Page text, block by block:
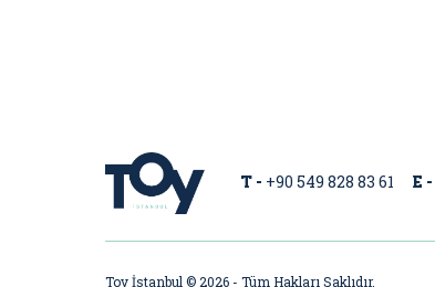
T - +90 549 828 83 61 E -
Toy İstanbul © 2026 - Tüm Hakları Saklıdır.